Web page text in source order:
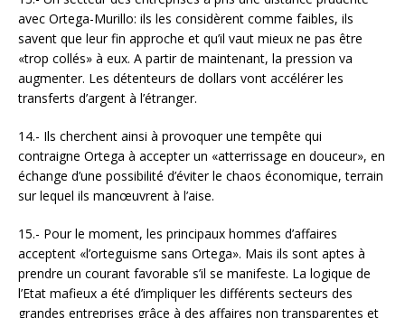
avec Ortega-Murillo: ils les considèrent comme faibles, ils
savent que leur fin approche et qu’il vaut mieux ne pas être
«trop collés» à eux. A partir de maintenant, la pression va
augmenter. Les détenteurs de dollars vont accélérer les
transferts d’argent à l’étranger.
14.- Ils cherchent ainsi à provoquer une tempête qui
contraigne Ortega à accepter un «atterrissage en douceur», en
échange d’une possibilité d’éviter le chaos économique, terrain
sur lequel ils manœuvrent à l’aise.
15.- Pour le moment, les principaux hommes d’affaires
acceptent «l’orteguisme sans Ortega». Mais ils sont aptes à
prendre un courant favorable s’il se manifeste. La logique de
l’Etat mafieux a été d’impliquer les différents secteurs des
grandes entreprises grâce à des affaires non transparentes et